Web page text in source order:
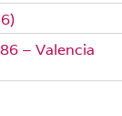
– Valencia